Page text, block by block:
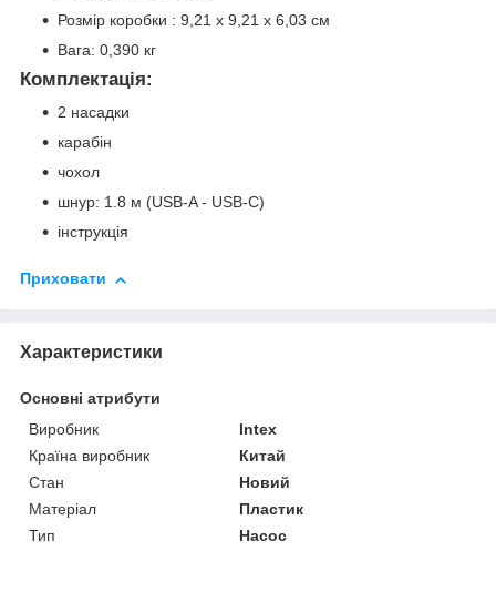
Розмір коробки : 9,21 х 9,21 х 6,03 см
Вага: 0,390 кг
Комплектація:
2 насадки
карабін
чохол
шнур: 1.8 м (USB-A - USB-C)
інструкція
Приховати
Характеристики
Основні атрибути
Виробник
Intex
Країна виробник
Китай
Стан
Новий
Матеріал
Пластик
Тип
Насос